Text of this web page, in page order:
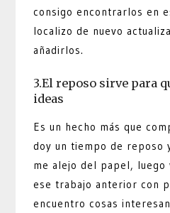
consigo encontrarlos en
localizo de nuevo
añadirlos.
3.El reposo sirve para
ideas
Es un hecho más que
doy un tiempo de reposo
me alejo del papel, luego
ese trabajo anterior con
encuentro cosas